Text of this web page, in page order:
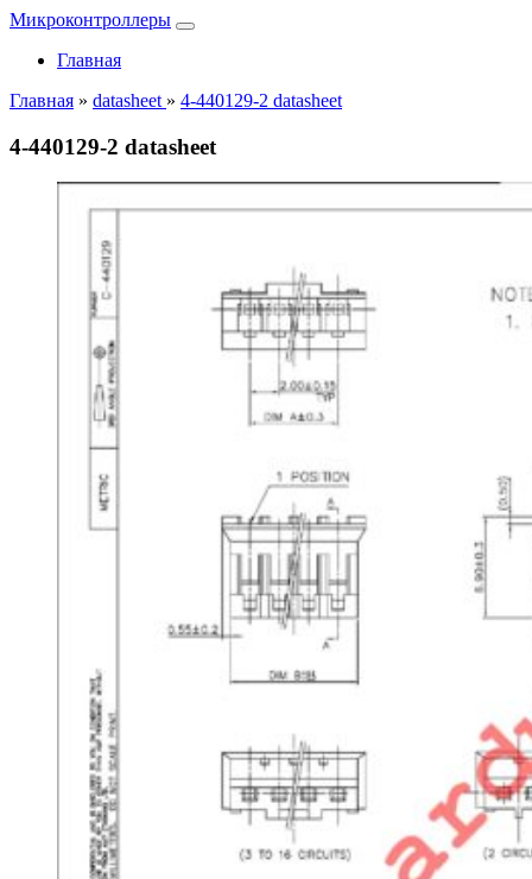
Микроконтроллеры
Главная
Главная » datasheet » 4-440129-2 datasheet
4-440129-2 datasheet